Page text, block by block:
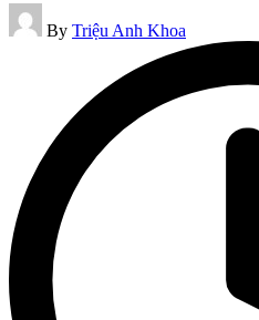
Posted
by
By Triệu Anh Khoa